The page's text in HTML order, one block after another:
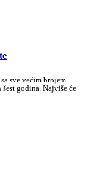
sve većim brojem
godina. Najviše će